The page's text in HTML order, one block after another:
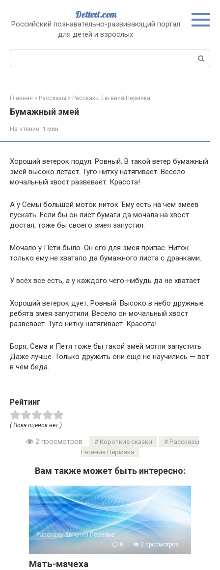
контенту
Dettext.com
Российский познавательно-развивающий портал
для детей и взрослых
Поиск:
Главная » Рассказы » Рассказы Евгения Пермяка
Бумажный змей
На чтение: 1 мин
Хороший ветерок подул. Ровный. В такой ветер бумажный
змей высоко летает. Туго нитку натягивает. Весело
мочальный хвост развевает. Красота!
А у Семы большой моток ниток. Ему есть на чем змеев
пускать. Если бы он лист бумаги да мочала на хвост
достал, тоже бы своего змея запустил.
Мочало у Пети было. Он его для змея припас. Ниток
только ему не хватало да бумажного листа с дранками.
У всех все есть, а у каждого чего-нибудь да не хватает.
Хороший ветерок дует. Ровный. Высоко в небо дружные
ребята змея запустили. Весело он мочальный хвост
развевает. Туго нитку натягивает. Красота!
Боря, Сема и Петя тоже бы такой змей могли запустить.
Даже лучше. Только дружить они еще не научились — вот
в чем беда.
Рейтинг
( Пока оценок нет )
2 просмотров Короткие сказки
Рассказы
Евгения Пермяка
Вам также может быть интересно:
Рассказы Евгения Пермяка
0
2 просмотров
Мать-мачеха